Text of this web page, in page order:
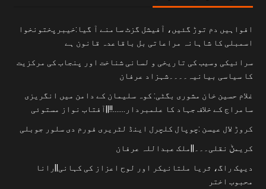
افواہیں دم توڑ گئیں، آفیشل گزٹ سامنے آ گیا:خیبرپختونخوا
اسمبلی کا شاہانہ مراعاتی بل باقاعدہ قانون ہے
سرائیکی وسیب کی تاریخی و لسانی شناخت اور پنجاب کی مرکزیت
کا سیاسی بیانیہ۔۔۔۔شہزاد عرفان
غلام حسین خان مشوری بگٹی: کوہ سلیمان کے دامن میں انگریزی
سامراج کے خلاف جہاد کا علمبردار…….!!||آفتاب نواز مستوئی
کروڑ لال عیسن :چوپال کلچرل اینڈ لٹریری فورم دی سلور جوبلی
کریمݨ نقلی۔۔۔||ملک عبداللہ عرفان
دیپک راگ، ثریا ملتانیکر اور لوح اعزاز کی کہانی||رانا
محبوب اختر